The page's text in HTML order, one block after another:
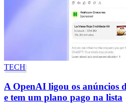
TECH
A OpenAI ligou os anúncios
e tem um plano pago na lista